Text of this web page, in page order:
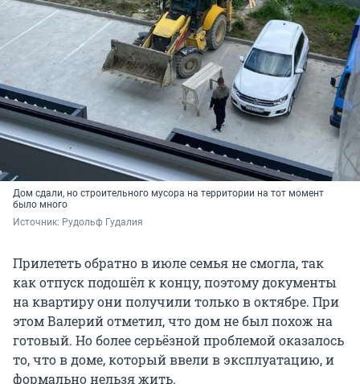
Дом сдали, но строительного мусора на территории на тот момент
было много
Источник: Рудольф Гудалия
Прилететь обратно в июле семья не смогла, так
как отпуск подошёл к концу, поэтому документы
на квартиру они получили только в октябре. При
этом Валерий отметил, что дом не был похож на
готовый. Но более серьёзной проблемой оказалось
то, что в доме, который ввели в эксплуатацию, и
формально нельзя жить.